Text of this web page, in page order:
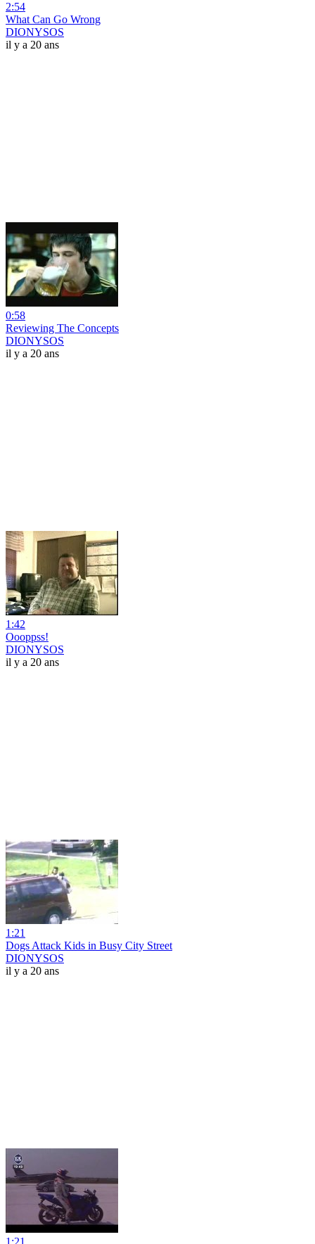
2:54
What Can Go Wrong
DIONYSOS
il y a 20 ans
0:58
Reviewing The Concepts
DIONYSOS
il y a 20 ans
1:42
Oooppss!
DIONYSOS
il y a 20 ans
1:21
Dogs Attack Kids in Busy City Street
DIONYSOS
il y a 20 ans